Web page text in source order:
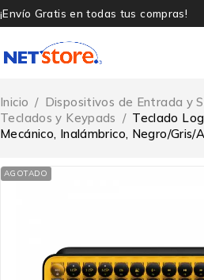
¡Envío Gratis en todas tus compras!
Inicio / Dispositivos de Entrada y
Teclados y Keypads / Teclado
Mecánico, Inalámbrico, Negro/Gris/
AGOTADO